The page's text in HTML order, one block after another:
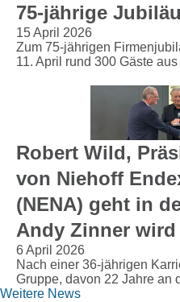
75‑jährige
15 April 2026
Zum 75‑jährigen
11. April rund 300 Gäste
Robert Wild,
von Niehoff
(NENA) geht in
Andy Zinner
6 April 2026
Nach einer 36-jährigen
Gruppe, davon 22 Jahre an
Weitere News